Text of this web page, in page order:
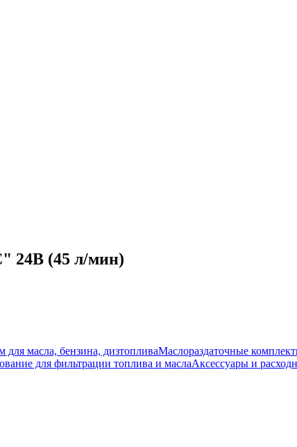
24В (45 л/мин)
для масла, бензина, дизтопливаМаслораздаточные
для фильтрации топлива и маслаАксессуары и